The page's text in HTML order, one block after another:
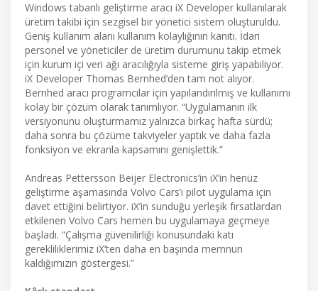
Windows tabanlı geliştirme aracı iX Developer kullanılarak
üretim takibi için sezgisel bir yönetici sistem oluşturuldu.
Geniş kullanım alanı kullanım kolaylığının kanıtı. İdari
personel ve yöneticiler de üretim durumunu takip etmek
için kurum içi veri ağı aracılığıyla sisteme giriş yapabiliyor.
iX Developer Thomas Bernhed’den tam not alıyor.
Bernhed aracı programcılar için yapılandırılmış ve kullanımı
kolay bir çözüm olarak tanımlıyor. “Uygulamanın ilk
versiyonunu oluşturmamız yalnızca birkaç hafta sürdü;
daha sonra bu çözüme takviyeler yaptık ve daha fazla
fonksiyon ve ekranla kapsamını genişlettik.”
Andreas Pettersson Beijer Electronics’in iX’in henüz
geliştirme aşamasında Volvo Cars’ı pilot uygulama için
davet ettiğini belirtiyor. iX’in sunduğu yerleşik fırsatlardan
etkilenen Volvo Cars hemen bu uygulamaya geçmeye
başladı. “Çalışma güvenilirliği konusundaki katı
gerekliliklerimiz iX’ten daha en başında memnun
kaldığımızın göstergesi.”